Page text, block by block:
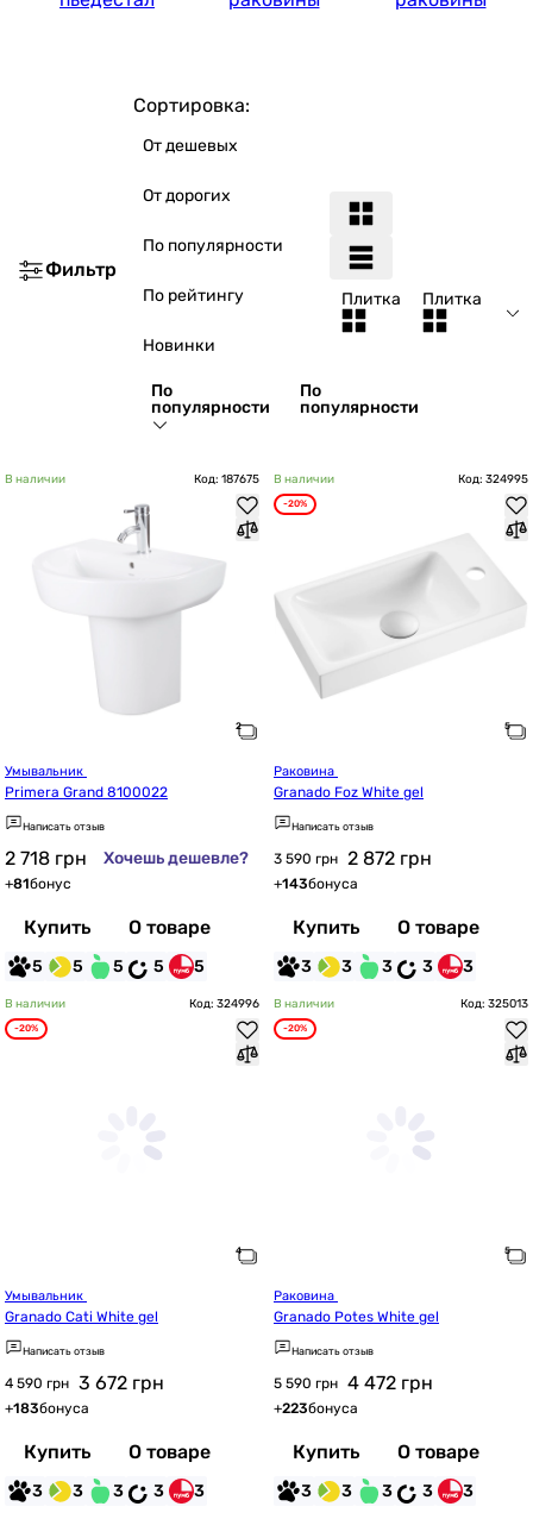
Фильтр
Сортировка:
От дешевых
От дорогих
По популярности
По рейтингу
Новинки
По
популярности
По
популярности
Плитка Плитка
В наличии Код: 187675
Primera Grand 8100022
Написать отзыв
2 718 грн Хочешь дешевле?
+81бонус
Купить О товаре
5 5 5 5 5
В наличии Код: 324995
-20%
Granado Foz White gel
Написать отзыв
3 590 грн 2 872 грн
+143бонуса
Купить О товаре
3 3 3 3 3
В наличии Код: 324996
-20%
Granado Cati White gel
Написать отзыв
4 590 грн 3 672 грн
+183бонуса
Купить О товаре
3 3 3 3 3
В наличии Код: 325013
-20%
Granado Potes White gel
Написать отзыв
5 590 грн 4 472 грн
+223бонуса
Купить О товаре
3 3 3 3 3